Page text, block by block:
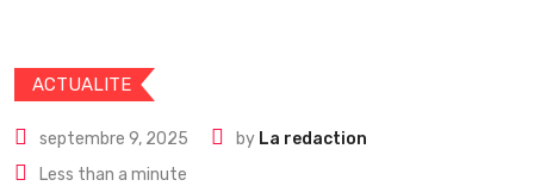
ACTUALITE
septembre 9, 2025 by La redaction
Less than a minute